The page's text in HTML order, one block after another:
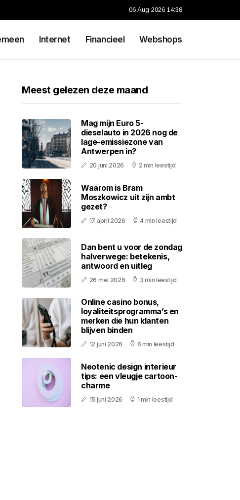
06 Aug 2026 14:38
Internet Financieel Webshops
Meest gelezen deze maand
Mag mijn Euro 5-
dieselauto in 2026 nog de
lage-emissiezone van
Antwerpen in?
20 juni 2026 2 min leestijd
Waarom is Bram
Moszkowicz uit zijn ambt
gezet?
17 april 2026 4 min leestijd
Dan bent u voor de zondag
halverwege: betekenis,
antwoord en uitleg
26 mei 2026 3 min leestijd
Online casino bonus,
loyaliteitsprogramma’s en
merken die hun klanten
blijven binden
12 juni 2026 6 min leestijd
Neotenic design interieur
tips: een vleugje cartoon-
charme
15 juni 2026 1 min leestijd